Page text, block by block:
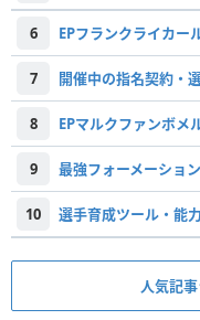
6
7 開催中の指名契約・
8
9 最強フォーメーショ
10 選手育成ツール・能
人気記